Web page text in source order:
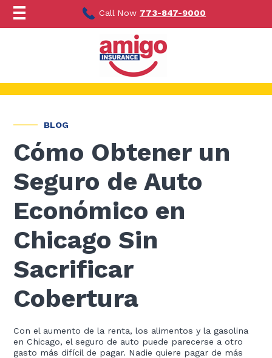
contenido
Call Now 773-847-9000
BLOG
Cómo Obtener un
Seguro de Auto
Económico en
Chicago Sin
Sacrificar
Cobertura
Con el aumento de la renta, los alimentos y la gasolina
en Chicago, el seguro de auto puede parecerse a otro
gasto más difícil de pagar. Nadie quiere pagar de más